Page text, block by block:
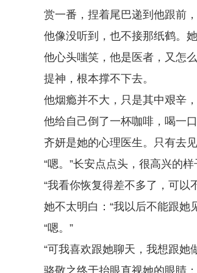
赏一番，捏着尾巴递到他跟前
他像没听到，也不接那纸鹤。
他心头嗤笑，他是医者，又怎
提神，根本撑不下去。
他烟瘾并不大，只是其中艰辛
他给自己倒了一杯咖啡，喝一
齐妍是她的心理医生。只有去
“嗯。”长安点点头，很高兴的
“我看你恢复得差不多了，可以
她不太明白：“我以后不能跟她
“嗯。”
“可我喜欢跟她聊天，我想跟她
骆敬之终于抬眼直视她的眼睛